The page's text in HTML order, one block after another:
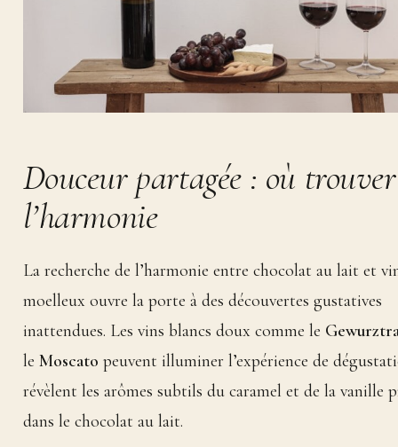
Douceur partagée : où trouver
l’harmonie
La recherche de l’harmonie entre chocolat au lait et
moelleux ouvre la porte à des découvertes gustatives
inattendues. Les vins blancs doux comme le
le Moscato peuvent illuminer l’expérience de
révèlent les arômes subtils du caramel et de la vanille
dans le chocolat au lait.